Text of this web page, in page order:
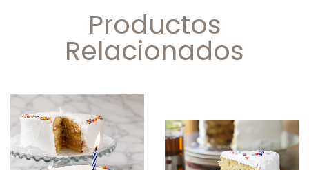
Productos
Relacionados